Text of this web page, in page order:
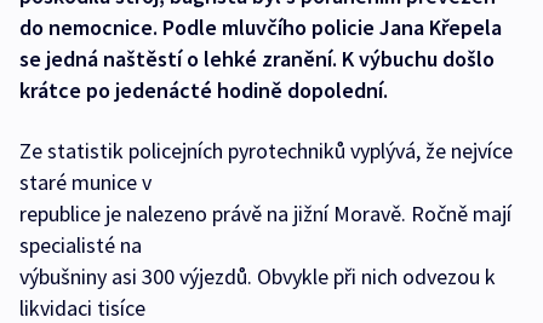
do nemocnice. Podle mluvčího policie Jana Křepela
se jedná naštěstí o lehké zranění. K výbuchu došlo
krátce po jedenácté hodině dopolední.
Ze statistik policejních pyrotechniků vyplývá, že nejvíce
staré munice v
republice je nalezeno právě na jižní Moravě. Ročně mají
specialisté na
výbušniny asi 300 výjezdů. Obvykle při nich odvezou k
likvidaci tisíce